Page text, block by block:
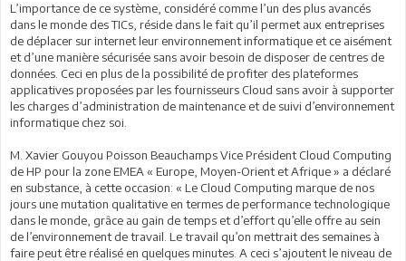
L’importance de ce système, considéré comme l’un des plus avancés
dans le monde des TICs, réside dans le fait qu’il permet aux entreprises
de déplacer sur internet leur environnement informatique et ce aisément
et d’une manière sécurisée sans avoir besoin de disposer de centres de
données. Ceci en plus de la possibilité de profiter des plateformes
applicatives proposées par les fournisseurs Cloud sans avoir à supporter
les charges d’administration de maintenance et de suivi d’environnement
informatique chez soi.
M. Xavier Gouyou Poisson Beauchamps Vice Président Cloud Computing
de HP pour la zone EMEA « Europe, Moyen-Orient et Afrique » a déclaré
en substance, à cette occasion: « Le Cloud Computing marque de nos
jours une mutation qualitative en termes de performance technologique
dans le monde, grâce au gain de temps et d’effort qu’elle offre au sein
de l’environnement de travail. Le travail qu’on mettrait des semaines à
faire peut être réalisé en quelques minutes. A ceci s’ajoutent le niveau de